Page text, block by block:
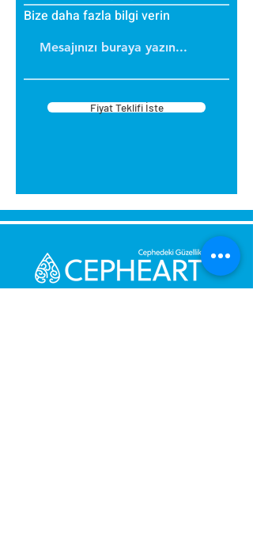
Bize daha fazla bilgi verin
Fiyat Teklifi İste